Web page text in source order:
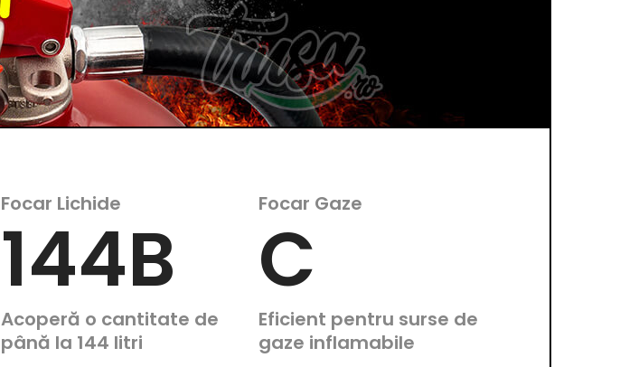
Focar Lichide
144B
Acoperă o cantitate de
până la 144 litri
Focar Gaze
C
Eficient pentru surse de
gaze inflamabile